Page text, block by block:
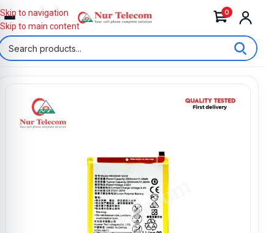
0
Skip to navigation
Skip to main content